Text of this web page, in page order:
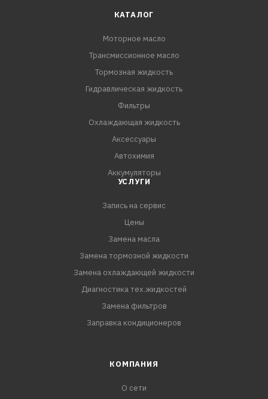
КАТАЛОГ
Моторное масло
Трансмиссионное масло
Тормозная жидкость
Гидравлическая жидкость
Фильтры
Охлаждающая жидкость
Аксессуары
Автохимия
Аккумуляторы
УСЛУГИ
Запись на сервис
Цены
Замена масла
Замена тормозной жидкости
Замена охлаждающей жидкости
Диагностика тех.жидкостей
Замена фильтров
Заправка кондиционеров
КОМПАНИЯ
О сети